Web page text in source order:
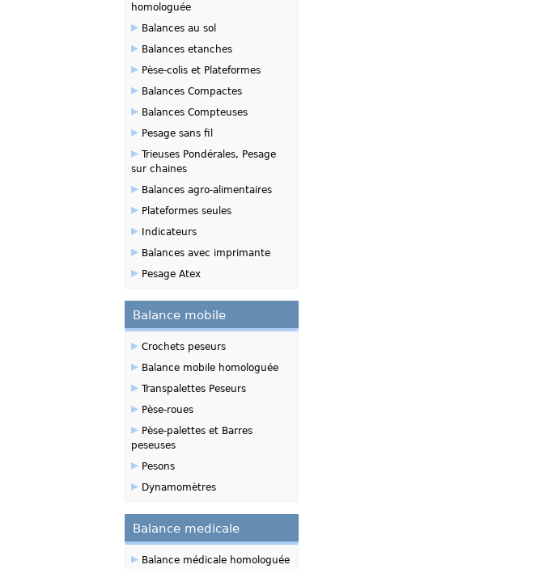
homologuée
▸Balances au sol
▸Balances etanches
▸Pèse-colis et Plateformes
▸Balances Compactes
▸Balances Compteuses
▸Pesage sans fil
▸Trieuses Pondérales, Pesage
sur chaines
▸Balances agro-alimentaires
▸Plateformes seules
▸Indicateurs
▸Balances avec imprimante
▸Pesage Atex
Balance mobile
▸Crochets peseurs
▸Balance mobile homologuée
▸Transpalettes Peseurs
▸Pèse-roues
▸Pèse-palettes et Barres
peseuses
▸Pesons
▸Dynamomètres
Balance medicale
▸Balance médicale homologuée